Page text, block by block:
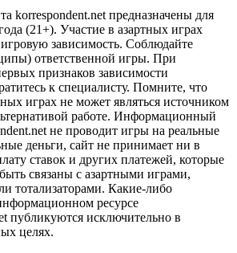
korrespondent.net предназначены для
(21+). Участие в азартных играх
зависимость. Соблюдайте
ответственной игры. При
признаков зависимости
к специалисту. Помните, что
играх не может являться источником
работе. Информационный
не проводит игры на реальные
деньги, сайт не принимает ни в
ставок и других платежей, которые
связаны с азартными играми,
тотализаторами. Какие-либо
ресурсе
публикуются исключительно в
целях.